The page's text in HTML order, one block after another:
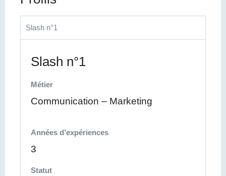
Slash n°1
Slash n°1
Métier
Communication – Marketing
Années d’expériences
3
Statut